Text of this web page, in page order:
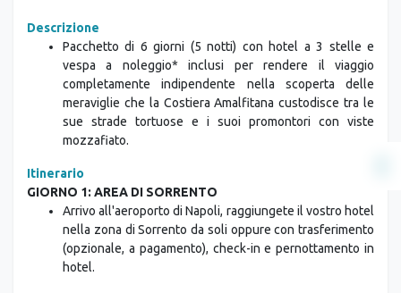
Pacchetto di 6 giorni (5 notti) con hotel a 3 stelle e
vespa a noleggio* inclusi per rendere il viaggio
completamente indipendente nella scoperta delle
meraviglie che la Costiera Amalfitana custodisce tra le
sue strade tortuose e i suoi promontori con viste
mozzafiato.
GIORNO 1: AREA DI SORRENTO
Arrivo all'aeroporto di Napoli, raggiungete il vostro hotel
nella zona di Sorrento da soli oppure con trasferimento
(opzionale, a pagamento), check-in e pernottamento in
hotel.